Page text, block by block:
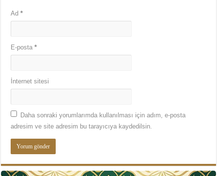
Ad*
E-posta*
İnternet sitesi
Daha sonraki yorumlarımda kullanılması için adım, e-posta
adresim ve site adresim bu tarayıcıya kaydedilsin.